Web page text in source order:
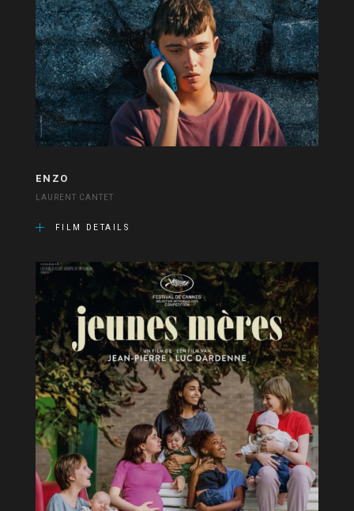
ENZO
LAURENT CANTET
FILM DETAILS